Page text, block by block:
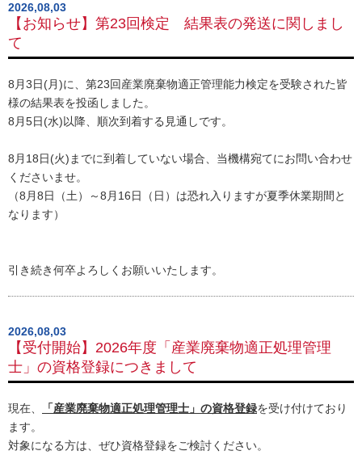
2026,08,03
【お知らせ】第23回検定 結果表の発送に関しまし
て
8月3日(月)に、第23回産業廃棄物適正管理能力検定を受験された皆
様の結果表を投函しました。
8月5日(水)以降、順次到着する見通しです。
8月18日(火)までに到着していない場合、当機構宛てにお問い合わせ
くださいませ。
（8月8日（土）～8月16日（日）は恐れ入りますが夏季休業期間と
なります）
引き続き何卒よろしくお願いいたします。
2026,08,03
【受付開始】2026年度「産業廃棄物適正処理管理
士」の資格登録につきまして
現在、 「産業廃棄物適正処理管理士」の資格登録を受け付けており
ます。
対象になる方は、ぜひ資格登録をご検討ください。